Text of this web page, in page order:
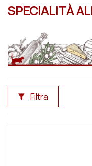
SPECIALITÀ
Filtra